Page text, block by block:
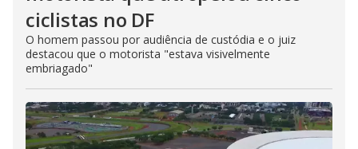
ciclistas no DF
O homem passou por audiência de custódia e o juiz
destacou que o motorista "estava visivelmente
embriagado"